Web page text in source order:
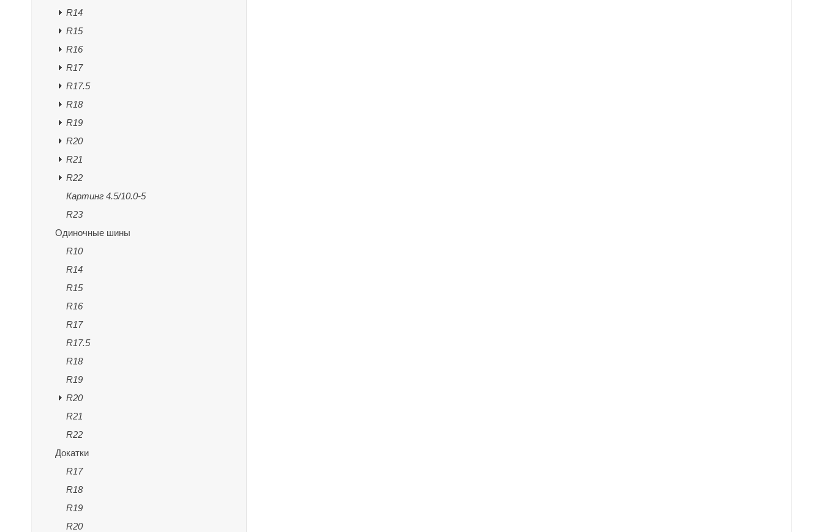
R14
R15
R16
R17
R17.5
R18
R19
R20
R21
R22
Картинг 4.5/10.0-5
R23
Одиночные шины
R10
R14
R15
R16
R17
R17.5
R18
R19
R20
R21
R22
Докатки
R17
R18
R19
R20